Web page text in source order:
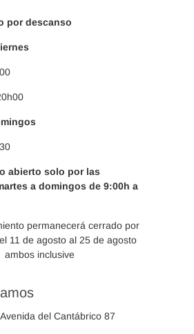
por descanso
abierto solo por las
a domingos de 9:00h a
permanecerá cerrado por
11 de agosto al 25 de agosto
ambos inclusive
del Cantábrico 87